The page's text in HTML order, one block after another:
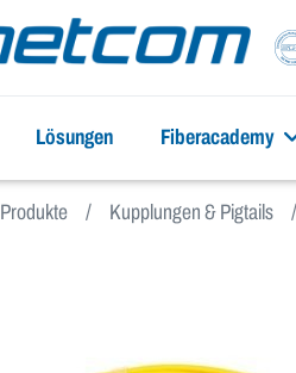
Lösungen Fiberacademy
Produkte Kupplungen & Pigtails